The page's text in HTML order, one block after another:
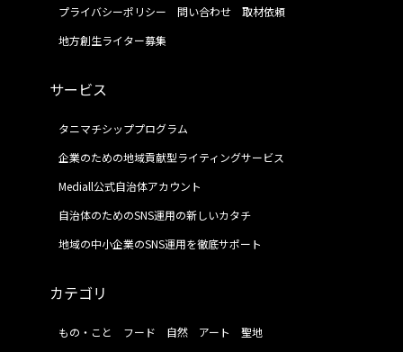
プライバシーポリシー
問い合わせ
取材依頼
地方創生ライター募集
サービス
タニマチシッププログラム
企業のための地域貢献型ライティングサービス
Mediall公式自治体アカウント
自治体のためのSNS運用の新しいカタチ
地域の中小企業のSNS運用を徹底サポート
カテゴリ
もの・こと フード 自然 アート 聖地